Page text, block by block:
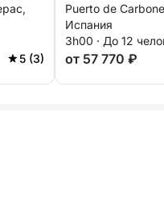
5 (3)
Puerto de
Испания
3h00 · До 12
от 57 770 ₽